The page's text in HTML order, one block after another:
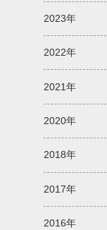
2023年
2022年
2021年
2020年
2018年
2017年
2016年